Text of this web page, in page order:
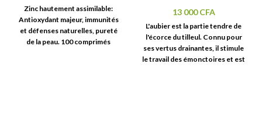
Zinc hautement assimilable:
Antioxydant majeur,immunités
et défenses naturelles, pureté
de la peau. 100 comprimés
13 000CFA
L'aubier est la partie tendre de
l'écorce du tilleul. Connu pour
ses vertus drainantes, il stimule
le travail des émonctoires et est